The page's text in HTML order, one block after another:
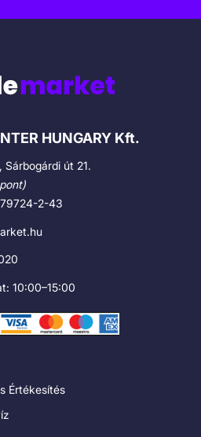
HUNGARY Kft.
Sárbogárdi út 21.
2-43
10:00–15:00
Értékesítés